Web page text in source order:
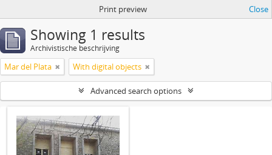
Print preview Close
Showing 1 results
Archivistische beschrijving
Mar del Plata With digital objects
Advanced search options